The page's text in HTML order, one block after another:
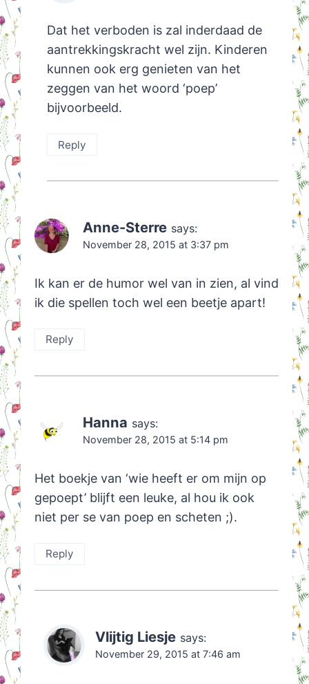
Dat het verboden is zal inderdaad de
aantrekkingskracht wel zijn. Kinderen
kunnen ook erg genieten van het
zeggen van het woord ‘poep’
bijvoorbeeld.
Reply
Anne-Sterre says:
November 28, 2015 at 3:37 pm
Ik kan er de humor wel van in zien, al vind
ik die spellen toch wel een beetje apart!
Reply
Hanna says:
November 28, 2015 at 5:14 pm
Het boekje van ‘wie heeft er om mijn op
gepoept’ blijft een leuke, al hou ik ook
niet per se van poep en scheten ;).
Reply
Vlijtig Liesje says:
November 29, 2015 at 7:46 am